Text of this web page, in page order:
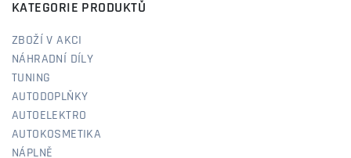
KATEGORIE PRODUKTŮ
ZBOŽÍ V AKCI
NÁHRADNÍ DÍLY
TUNING
AUTODOPLŇKY
AUTOELEKTRO
AUTOKOSMETIKA
NÁPLNĚ